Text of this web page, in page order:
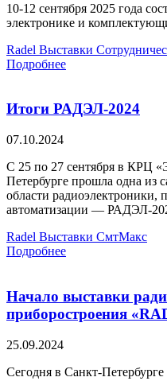
10-12 сентября 2025 года
электронике и
Radel Выставки
Подробнее
Итоги РАДЭЛ-2024
07.10.2024
С 25 по 27 сентября в КРЦ
Петербурге прошла одна из
области радиоэлектроники,
автоматизации — РАДЭЛ-
Radel Выставки СмтМакс
Подробнее
Начало выставки
приборостроения
25.09.2024
Сегодня в Санкт-